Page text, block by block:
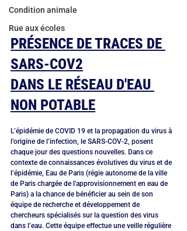
Condition animale
Rue aux écoles
PRÉSENCE DE TRACES DE
SARS-COV2
DANS LE RÉSEAU D'EAU
NON POTABLE
L’épidémie de COVID 19 et la propagation du virus à
l’origine de l’infection, le SARS-COV-2, posent
chaque jour des questions nouvelles. Dans ce
contexte de connaissances évolutives du virus et de
l’épidémie, Eau de Paris (régie autonome de la ville
de Paris chargée de l'approvisionnement en eau de
Paris) a la chance de bénéficier au sein de son
équipe de recherche et développement de
chercheurs spécialisés sur la question des virus
dans l’eau. Cette équipe effectue une veille régulière